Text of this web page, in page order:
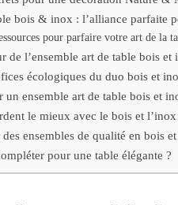
bois & inox : l’alliance parfaite
pour parfaire votre art de la
de l’ensemble art de table bois et
écologiques du duo bois et
un ensemble art de table bois et
le mieux avec le bois et l’inox
ensembles de qualité en bois
pour une table élégante ?